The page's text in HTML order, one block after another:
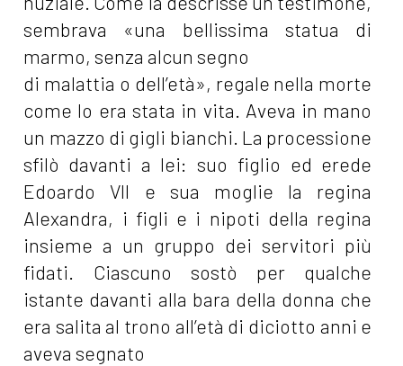
sembrava «una bellissima statua di
marmo, senza alcun segno
di malattia o dell’età», regale nella morte
come lo era stata in vita. Aveva in mano
un mazzo di gigli bianchi. La processione
sfilò davanti a lei: suo figlio ed erede
Edoardo VII e sua moglie la regina
Alexandra, i figli e i nipoti della regina
insieme a un gruppo dei servitori più
fidati. Ciascuno sostò per qualche
istante davanti alla bara della donna che
era salita al trono all’età di diciotto anni e
aveva segnato